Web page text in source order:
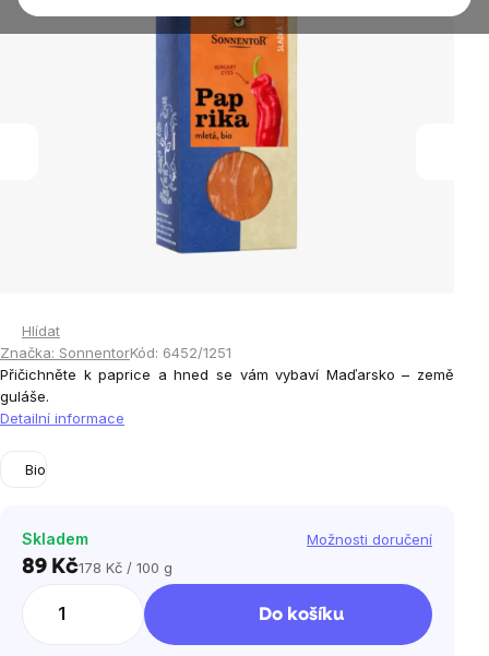
z
Hlídat
Značka: SonnentorKód: 6452/1251
Přičichněte k paprice a hned se vám vybaví Maďarsko – země
guláše.
Detailní informace
Bio
Skladem Možnosti doručení
89 KčMěrná
178 Kč / 100 g
Do košíku